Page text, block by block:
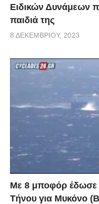
Ειδικών Δυνάμεων
παιδιά της
8 ΔΕΚΕΜΒΡΊΟΥ, 2023
Με 8 μποφόρ έδωσε
Τήνου για Μυκόνο